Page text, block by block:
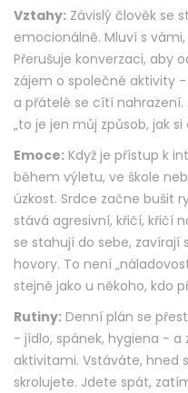
Vztahy: Závislý člověk se
emocionálně. Mluví s
Přerušuje konverzaci, aby
zájem o společné aktivity
a přátelé se cítí nahrazení.
„to je jen můj způsob, jak si
Emoce: Když je přístup k
během výletu, ve škole
úzkost. Srdce začne bušit
stává agresivní, křičí, křičí
se stahují do sebe, zavírají
hovory. To není
stejně jako u někoho, kdo
Rutiny: Denní plán se
- jídlo, spánek, hygiena -
aktivitami. Vstáváte, hned
skrolujete. Jdete spát,